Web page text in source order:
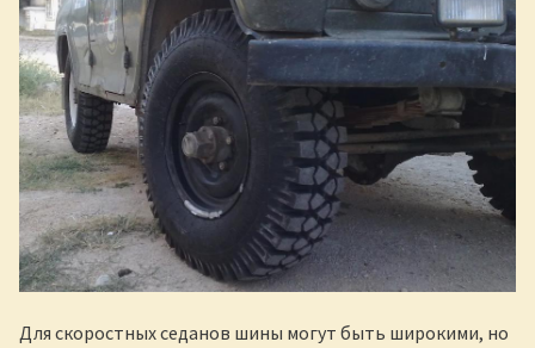
Для скоростных седанов шины могут быть широкими, но